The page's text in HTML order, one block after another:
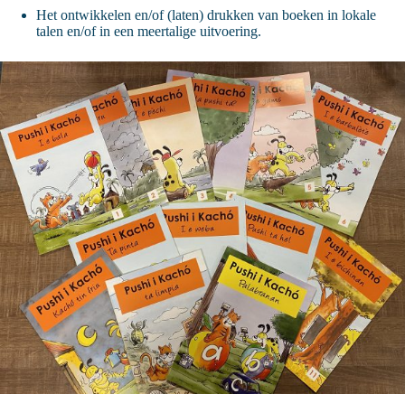
Het ontwikkelen en/of (laten) drukken van boeken in lokale
talen en/of in een meertalige uitvoering.